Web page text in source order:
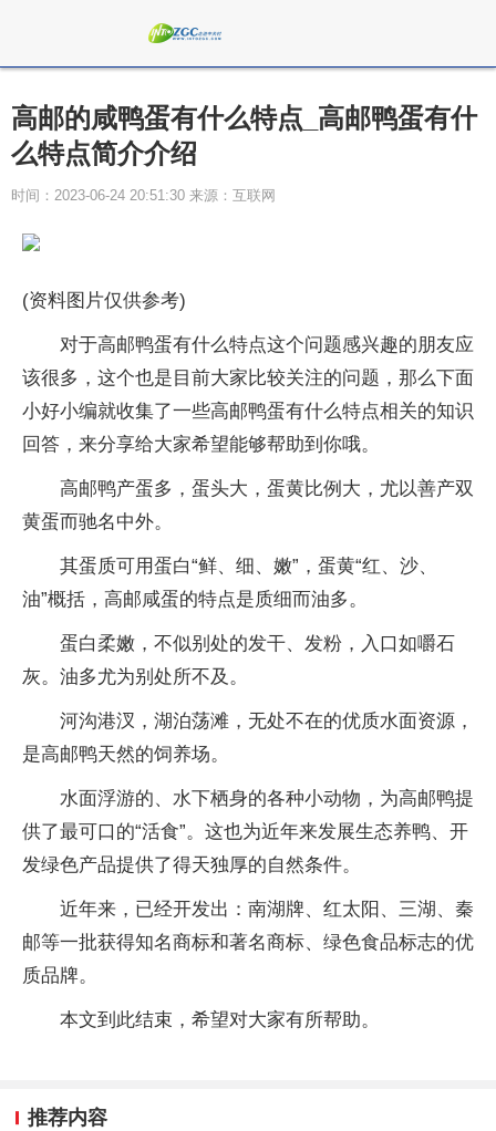
高邮的咸鸭蛋有什么特点_高邮鸭蛋有什
么特点简介介绍
时间：2023-06-24 20:51:30 来源：互联网
(资料图片仅供参考)
对于高邮鸭蛋有什么特点这个问题感兴趣的朋友应
该很多，这个也是目前大家比较关注的问题，那么下面
小好小编就收集了一些高邮鸭蛋有什么特点相关的知识
回答，来分享给大家希望能够帮助到你哦。
高邮鸭产蛋多，蛋头大，蛋黄比例大，尤以善产双
黄蛋而驰名中外。
其蛋质可用蛋白“鲜、细、嫩”，蛋黄“红、沙、
油”概括，高邮咸蛋的特点是质细而油多。
蛋白柔嫩，不似别处的发干、发粉，入口如嚼石
灰。油多尤为别处所不及。
河沟港汊，湖泊荡滩，无处不在的优质水面资源，
是高邮鸭天然的饲养场。
水面浮游的、水下栖身的各种小动物，为高邮鸭提
供了最可口的“活食”。这也为近年来发展生态养鸭、开
发绿色产品提供了得天独厚的自然条件。
近年来，已经开发出：南湖牌、红太阳、三湖、秦
邮等一批获得知名商标和著名商标、绿色食品标志的优
质品牌。
本文到此结束，希望对大家有所帮助。
推荐内容